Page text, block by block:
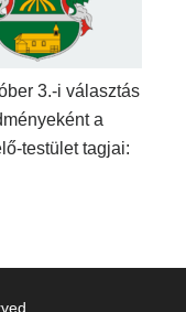
3.-i választás
a
testület tagjai: